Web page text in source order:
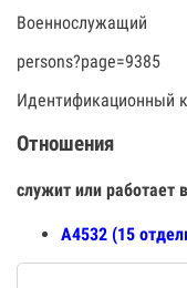
Военнослужащий
persons?page=9385
Идентификационный
Отношения
служит или работает
А4532 (15